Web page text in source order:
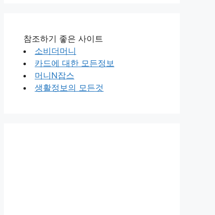
참조하기 좋은 사이트
소비더머니
카드에 대한 모든정보
머니N잡스
생활정보의 모든것